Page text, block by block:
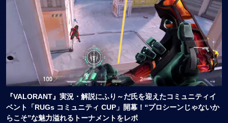
『VALORANT』実況・解説にふり～だ氏を迎えたコミュニティイ
ベント「RUGs コミュニティ CUP」開幕！“プロシーンじゃないか
らこそ”な魅力溢れるトーナメントをレポ